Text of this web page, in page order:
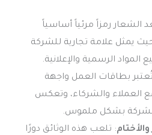
الشعار رمزاً مرئياً أساسياً
يمثل علامة تجارية للشركة
الرسمية والإعلانية.
بطاقات العمل واجهة
العملاء والشركاء، وتعكس
للشركة بشكل ملموس.
: تلعب هذه الوثائق دورًا